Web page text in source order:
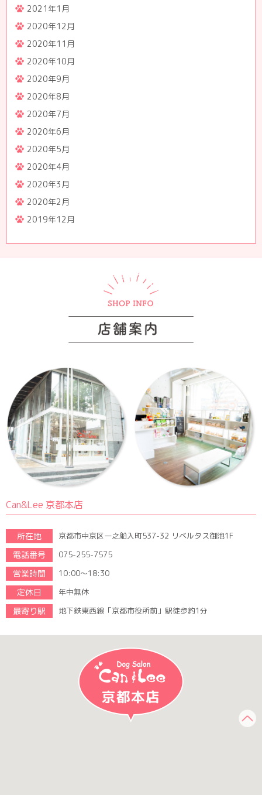
2021年1月
2020年12月
2020年11月
2020年10月
2020年9月
2020年8月
2020年7月
2020年6月
2020年5月
2020年4月
2020年3月
2020年2月
2019年12月
Can&Lee 京都本店
所在地 京都市中京区一之船入町537-32 リベルタス御池1F
電話番号 075-255-7575
営業時間 10:00～18:30
定休日 年中無休
最寄り駅 地下鉄東西線「京都市役所前」駅徒歩約1分